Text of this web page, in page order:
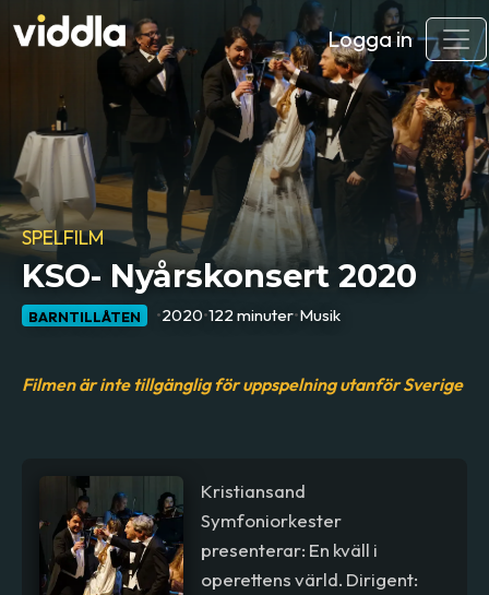
Logga in
SPELFILM
KSO- Nyårskonsert 2020
BARNTILLÅTEN •2020•122 minuter•Musik
Filmen är inte tillgänglig för uppspelning utanför Sverige
Kristiansand
Symfoniorkester
presenterar: En kväll i
operettens värld. Dirigent: